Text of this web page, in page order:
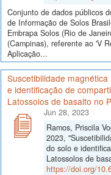
Conjunto de dados públicos
de Informação de Solos
Embrapa Solos (Rio de
(Campinas), referente ao 'V
Aplicação...
Suscetibilidade
e identificação de
Latossolos de basalto no
Jun 28, 2023
Ramos, Priscila
2023,
do solo e
Latossolos de
https://doi.org/